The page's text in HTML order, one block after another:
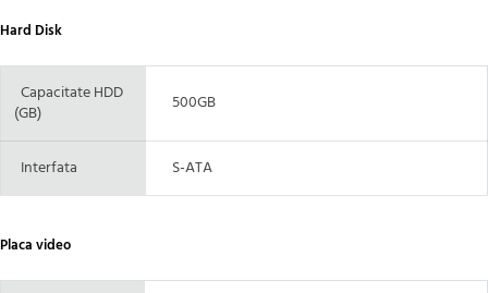
Hard Disk
Capacitate HDD
(GB)
500GB
Interfata S-ATA
Placa video